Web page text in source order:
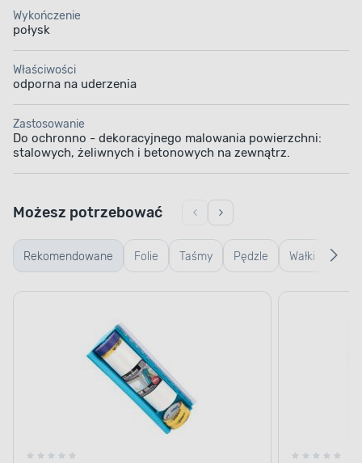
Wykończenie
połysk
Właściwości
odporna na uderzenia
Zastosowanie
Do ochronno - dekoracyjnego malowania powierzchni:
stalowych, żeliwnych i betonowych na zewnątrz.
Rekomendowane Folie Taśmy Pędzle Wałki
Możesz potrzebować